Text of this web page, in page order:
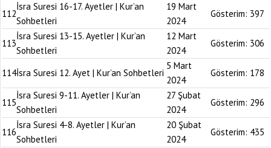
112
İsra Suresi 16-17. Ayetler | Kur’an
Sohbetleri
19 Mart
2024
Gösterim: 397
113
İsra Suresi 13-15. Ayetler | Kur’an
Sohbetleri
12 Mart
2024
Gösterim: 306
114İsra Suresi 12. Ayet | Kur’an Sohbetleri
5 Mart
2024
Gösterim: 178
115
İsra Suresi 9-11. Ayetler | Kur’an
Sohbetleri
27 Şubat
2024
Gösterim: 296
116
İsra Suresi 4-8. Ayetler | Kur’an
Sohbetleri
20 Şubat
2024
Gösterim: 435